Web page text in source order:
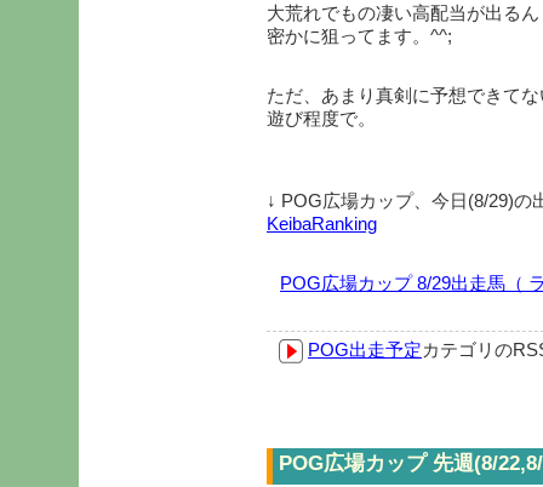
大荒れでもの凄い高配当が出る
密かに狙ってます。^^;
ただ、あまり真剣に予想できて
遊び程度で。
↓ POG広場カップ、今日(8/29)の
KeibaRanking
POG広場カップ 8/29出走馬（
POG出走予定カテゴリの
POG広場カップ 先週(8/